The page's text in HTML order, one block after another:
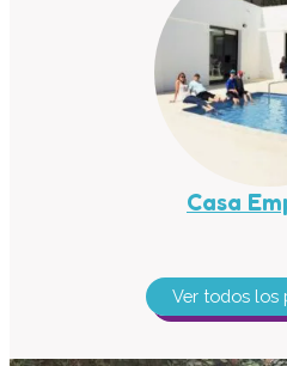
Casa
Ver todos los